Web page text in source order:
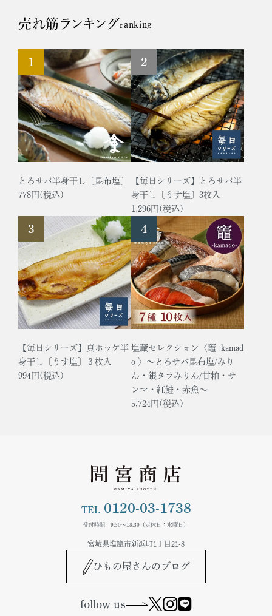
売れ筋ランキングranking
とろサバ半身干し〔昆布塩〕
778円(税込)
【毎日シリーズ】とろサバ半
身干し〔うす塩〕3枚入
1,296円(税込)
【毎日シリーズ】真ホッケ半
身干し〔うす塩〕３枚入
994円(税込)
塩蔵セレクション〈竈 -kamad
o-〉～とろサバ昆布塩/みり
ん・銀タラみりん/甘粕・サ
ンマ・紅鮭・赤魚～
5,724円(税込)
TEL0120-03-1738
受付時間 9:30～18:30（定休日：水曜日）
宮城県塩竈市新浜町1丁目21-8
ひもの屋さんのブログ
follow us